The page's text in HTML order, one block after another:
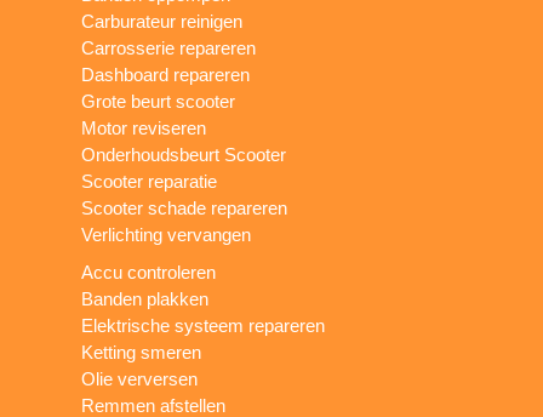
Carburateur reinigen
Carrosserie repareren
Dashboard repareren
Grote beurt scooter
Motor reviseren
Onderhoudsbeurt Scooter
Scooter reparatie
Scooter schade repareren
Verlichting vervangen
Accu controleren
Banden plakken
Elektrische systeem repareren
Ketting smeren
Olie verversen
Remmen afstellen